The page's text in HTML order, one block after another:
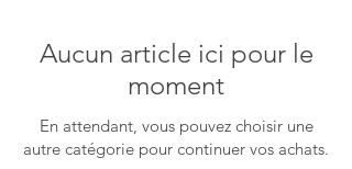
Aucun article ici pour le
moment
En attendant, vous pouvez choisir une
autre catégorie pour continuer vos achats.